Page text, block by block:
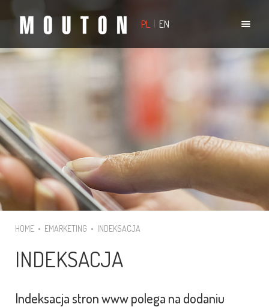
PL EN
HOME • EMARKETING • INDEKSACJA
INDEKSACJA
Indeksacja stron www polega na dodaniu